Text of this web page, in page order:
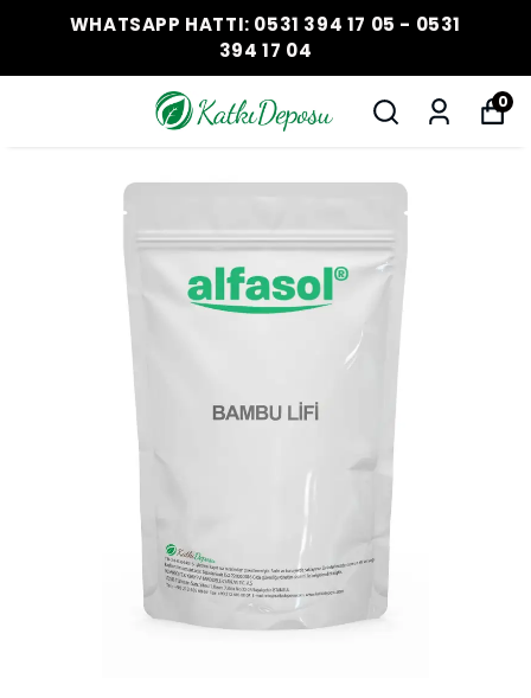
WHATSAPP HATTI: 0531 394 17 05 - 0531
394 17 04
0